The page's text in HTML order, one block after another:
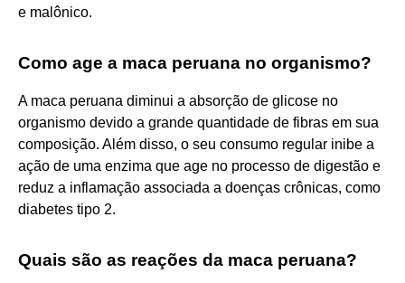
e malônico.
Como age a maca peruana no organismo?
A maca peruana diminui a absorção de glicose no
organismo devido a grande quantidade de fibras em sua
composição. Além disso, o seu consumo regular inibe a
ação de uma enzima que age no processo de digestão e
reduz a inflamação associada a doenças crônicas, como
diabetes tipo 2.
Quais são as reações da maca peruana?